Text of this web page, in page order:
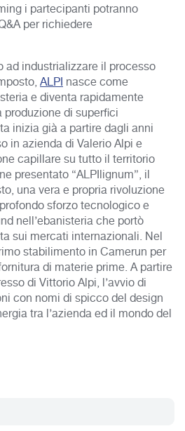
i partecipanti potranno
per richiedere
ad industrializzare il processo
ALPI nasce come
e diventa rapidamente
produzione di superfici
inizia già a partire dagli anni
in azienda di Valerio Alpi e
capillare su tutto il territorio
presentato “ALPIlignum”, il
una vera e propria rivoluzione
sforzo tecnologico e
nell’ebanisteria che portò
sui mercati internazionali. Nel
stabilimento in Camerun per
di materie prime. A partire
di Vittorio Alpi, l’avvio di
con nomi di spicco del design
tra l’azienda ed il mondo del